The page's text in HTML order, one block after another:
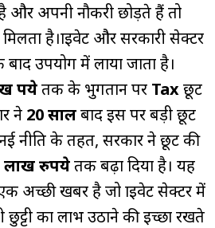
और अपनी नौकरी छोड़ते हैं तो
है।प्राइवेट और सरकारी सेक्टर
उपयोग में लाया जाता है।
रूपयेतक के भुगतान पर Taxछूट
ने 20 सालबाद इस पर बड़ी छूट
नीति के तहत, सरकार ने छूट की
लाख रुपयेतक बढ़ा दिया है। यह
अच्छी खबर है जो प्राइवेट सेक्टर में
का लाभ उठाने की इच्छा रखते